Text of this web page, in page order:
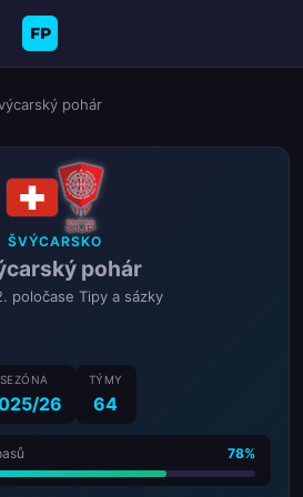
FP
pohár
ŠVÝCARSKO
pohár
poločase Tipy a sázky
SEZÓNA
26
TÝMY
64
78%